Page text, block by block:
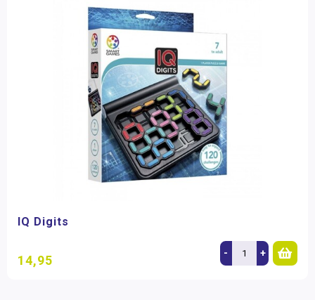
IQ Digits
14,95 - +